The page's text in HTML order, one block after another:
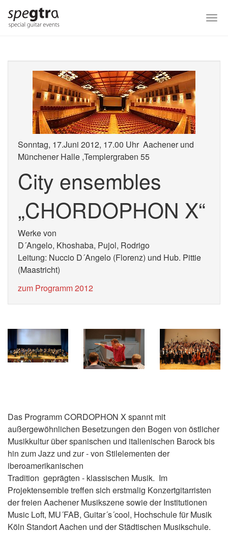
main
Sonntag, 17.Juni 2012, 17.00 Uhr Aachener und
Münchener Halle ,Templergraben 55
City ensembles
„CHORDOPHON X“
Werke von
D´Angelo, Khoshaba, Pujol, Rodrigo
Leitung: Nuccio D´Angelo (Florenz) und Hub. Pittie
(Maastricht)
zum Programm 2012
Das Programm CORDOPHON X spannt mit
außergewöhnlichen Besetzungen den Bogen von östlicher
Musikkultur über spanischen und italienischen Barock bis
hin zum Jazz und zur - von Stilelementen der
iberoamerikanischen
Tradition geprägten - klassischen Musik. Im
Projektensemble treffen sich erstmalig Konzertgitarristen
der freien Aachener Musikszene sowie der Institutionen
Music Loft, MU´FAB, Guitar´s´cool, Hochschule für Musik
Köln Standort Aachen und der Städtischen Musikschule.